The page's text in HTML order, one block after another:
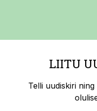
LIITU
Telli uudiskiri